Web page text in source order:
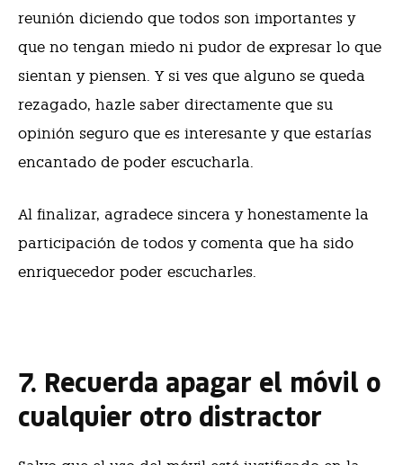
reunión diciendo que todos son importantes y
que no tengan miedo ni pudor de expresar lo que
sientan y piensen. Y si ves que alguno se queda
rezagado, hazle saber directamente que su
opinión seguro que es interesante y que estarías
encantado de poder escucharla.
Al finalizar, agradece sincera y honestamente la
participación de todos y comenta que ha sido
enriquecedor poder escucharles.
7. Recuerda apagar el móvil o
cualquier otro distractor